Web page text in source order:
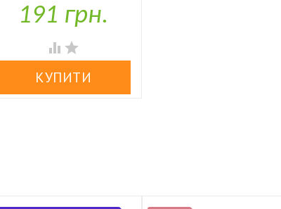
У наявності
191 грн.
 